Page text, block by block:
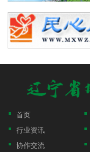
首页
行业资讯
协作交流